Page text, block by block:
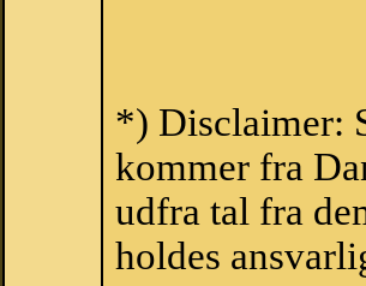
*) Disclaimer:
kommer fra
udfra tal fra
holdes